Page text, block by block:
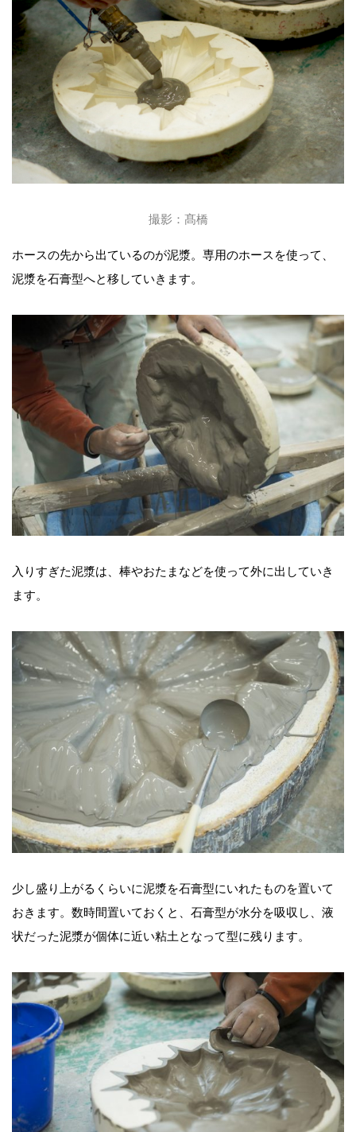
撮影：髙橋
ホースの先から出ているのが泥漿。専用のホースを使って、
泥漿を石膏型へと移していきます。
入りすぎた泥漿は、棒やおたまなどを使って外に出していき
ます。
少し盛り上がるくらいに泥漿を石膏型にいれたものを置いて
おきます。数時間置いておくと、石膏型が水分を吸収し、液
状だった泥漿が個体に近い粘土となって型に残ります。